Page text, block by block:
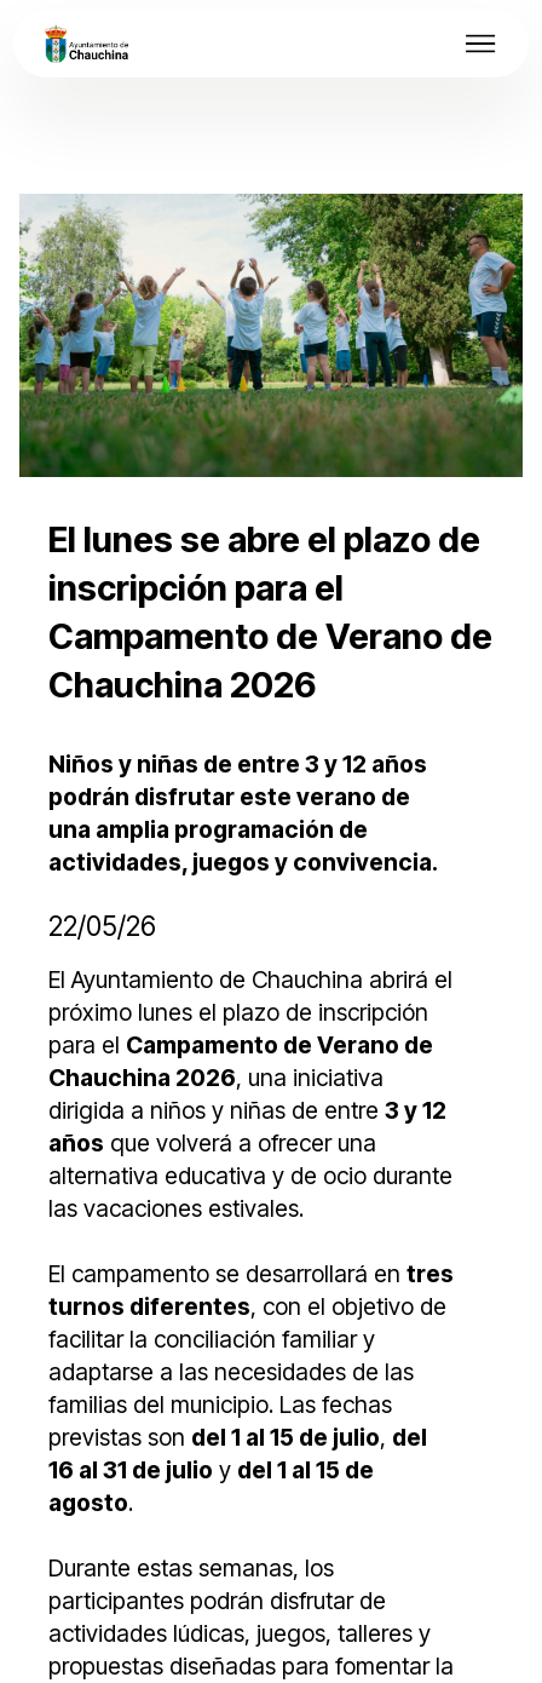
El lunes se abre el plazo de
inscripción para el
Campamento de Verano de
Chauchina 2026
Niños y niñas de entre 3 y 12 años
podrán disfrutar este verano de
una amplia programación de
actividades, juegos y convivencia.
22/05/26
El Ayuntamiento de Chauchina abrirá el
próximo lunes el plazo de inscripción
para el Campamento de Verano de
Chauchina 2026, una iniciativa
dirigida a niños y niñas de entre 3 y 12
años que volverá a ofrecer una
alternativa educativa y de ocio durante
las vacaciones estivales.
El campamento se desarrollará en tres
turnos diferentes, con el objetivo de
facilitar la conciliación familiar y
adaptarse a las necesidades de las
familias del municipio. Las fechas
previstas son del 1 al 15 de julio, del
16 al 31 de julio y del 1 al 15 de
agosto.
Durante estas semanas, los
participantes podrán disfrutar de
actividades lúdicas, juegos, talleres y
propuestas diseñadas para fomentar la